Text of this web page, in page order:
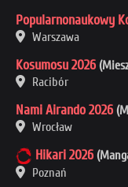
Popularnonaukowy
Warszawa
Kosumosu 2026
Racibór
Nami Airando 2026
Wrocław
Hikari 2026
Poznań